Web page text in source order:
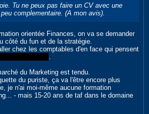
Tu ne peux pas faire un CV avec une
complementaire. (A mon avis).
orientée Finances, on va se demander
côté du fun et de la stratégie.
chez les comptables d'en face qui pensent
.
du Marketing est tendu.
du puriste, ça va l'être encore plus
je n'ai moi-même aucune formation
- mais 15-20 ans de taf dans le domaine